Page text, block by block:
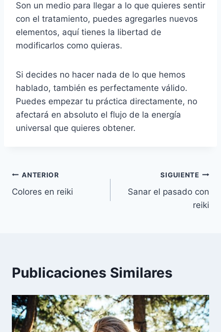
Son un medio para llegar a lo que quieres sentir
con el tratamiento, puedes agregarles nuevos
elementos, aquí tienes la libertad de
modificarlos como quieras.
Si decides no hacer nada de lo que hemos
hablado, también es perfectamente válido.
Puedes empezar tu práctica directamente, no
afectará en absoluto el flujo de la energía
universal que quieres obtener.
Navegación
de
ANTERIOR
Colores en reiki
SIGUIENTE
Sanar el pasado con
reiki
Publicaciones Similares